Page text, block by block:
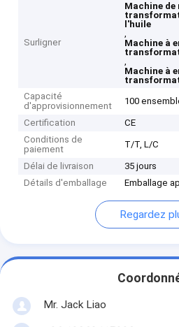
Surligner
Machine de
l'huile
,
Machine à
,
Machine à
Capacité
d'approvisionnement
100
Certification
CE
Conditions de
paiement
T/T, L/C
Délai de livraison
35 jours
Détails d'emballage
Emballage
Regardez
Mr. Jack Liao